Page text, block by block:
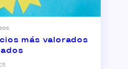
más valorados